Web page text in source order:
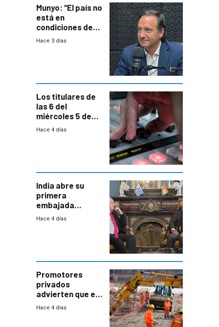
Munyo: “El país no
está en
condiciones de
enfrentar una
Hace 3 días
Los titulares de
las 6 del
miércoles 5 de
agosto de 2026
Hace 4 días
India abre su
primera
embajada
residente en
enorme
potencial
Hace 4 días
Promotores
privados
advierten que el
nuevo convenio
Hace 4 días